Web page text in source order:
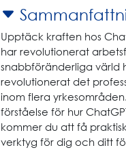
Upptäck kraften hos
har revolutionerat
snabbföränderliga värld
revolutionerat det
inom flera
förståelse för hur
kommer du att få
verktyg för dig och ditt